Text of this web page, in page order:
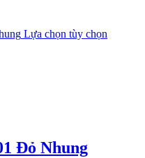
Lựa chọn tùy chọn
Đỏ Nhung